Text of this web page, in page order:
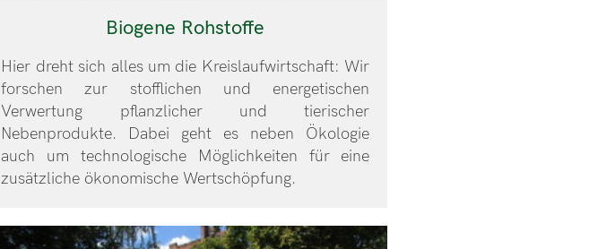
Biogene Rohstoffe
Hier dreht sich alles um die Kreislaufwirtschaft: Wir
forschen zur stofflichen und energetischen
Verwertung pflanzlicher und tierischer
Nebenprodukte. Dabei geht es neben Ökologie
auch um technologische Möglichkeiten für eine
zusätzliche ökonomische Wertschöpfung.